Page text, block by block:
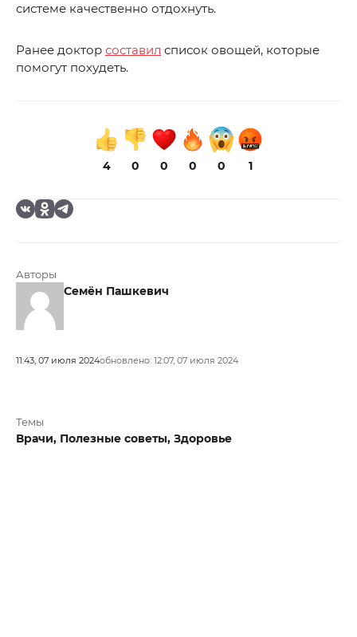
системе качественно отдохнуть.
Ранее доктор составил список овощей, которые
помогут похудеть.
4 0 0 0 0 1
Авторы
Семён Пашкевич
11:43, 07 июля 2024обновлено: 12:07, 07 июля 2024
Темы
Врачи, Полезные советы, Здоровье